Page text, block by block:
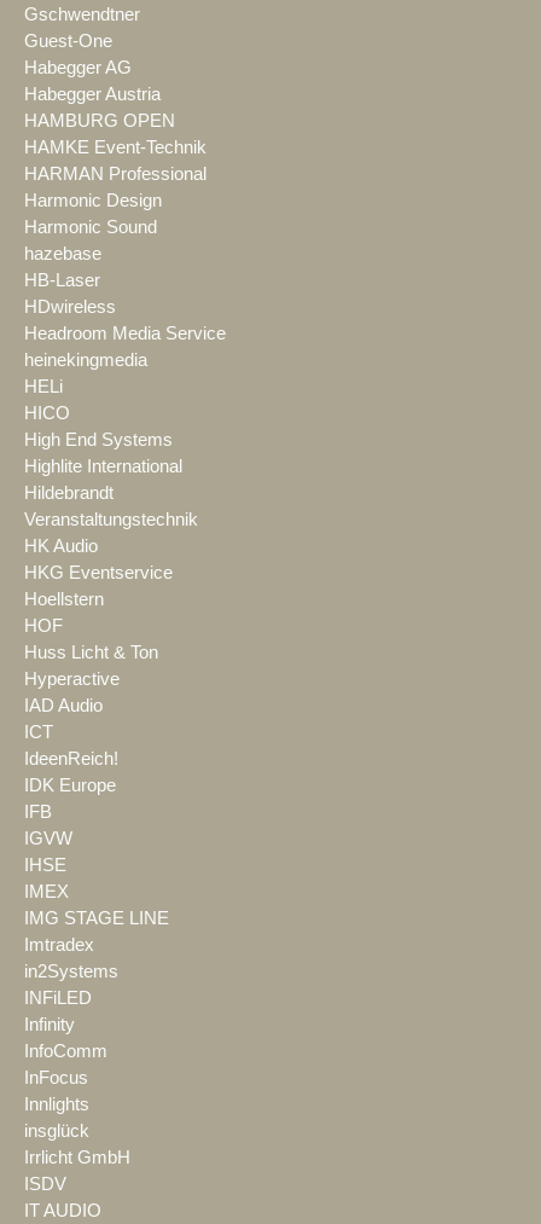
Gschwendtner
Guest-One
Habegger AG
Habegger Austria
HAMBURG OPEN
HAMKE Event-Technik
HARMAN Professional
Harmonic Design
Harmonic Sound
hazebase
HB-Laser
HDwireless
Headroom Media Service
heinekingmedia
HELi
HICO
High End Systems
Highlite International
Hildebrandt
Veranstaltungstechnik
HK Audio
HKG Eventservice
Hoellstern
HOF
Huss Licht & Ton
Hyperactive
IAD Audio
ICT
IdeenReich!
IDK Europe
IFB
IGVW
IHSE
IMEX
IMG STAGE LINE
Imtradex
in2Systems
INFiLED
Infinity
InfoComm
InFocus
Innlights
insglück
Irrlicht GmbH
ISDV
IT AUDIO